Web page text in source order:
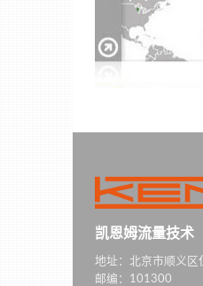
凯恩姆流量技术
地址：北京市顺义
邮编：101300